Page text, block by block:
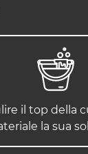
il top della
la sua